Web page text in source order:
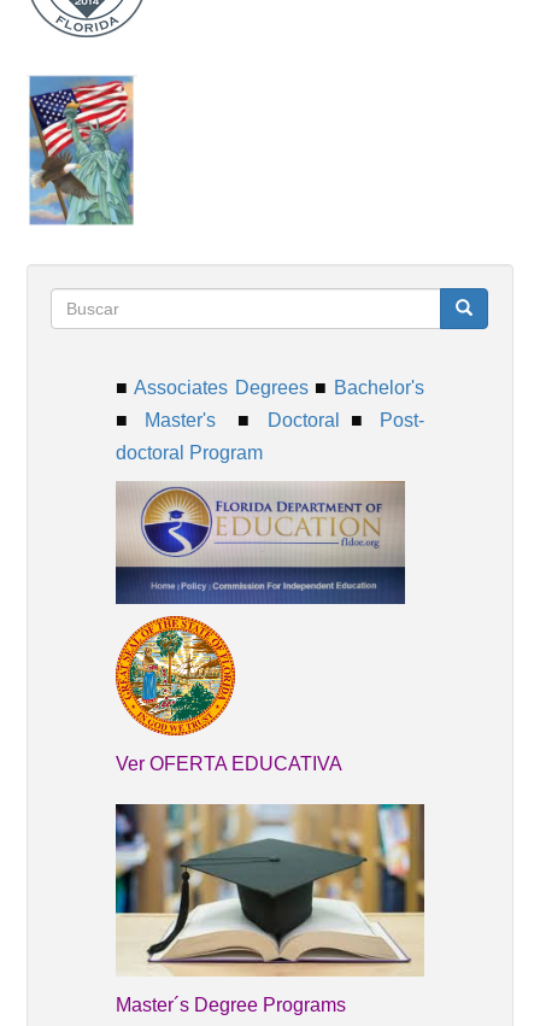
Formulario
búsqueda
■Associates Degrees■ Bachelor's
■
Master's ■ Doctoral ■
Post-
doctoral Program
Ver OFERTA EDUCATIVA
Master´s Degree Programs